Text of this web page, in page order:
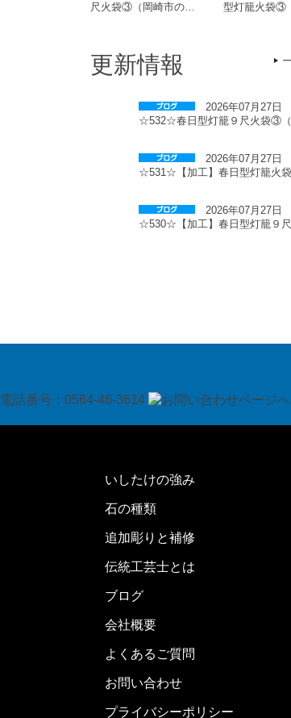
尺火袋③（岡崎市の…
型灯籠火袋③
更新情報
2026年07月27日
☆532☆春日型灯籠９尺火袋③
2026年07月27日
☆531☆【加工】春日型灯籠火
2026年07月27日
☆530☆【加工】春日型灯籠９
いしたけの強み
石の種類
追加彫りと補修
伝統工芸士とは
ブログ
会社概要
よくあるご質問
お問い合わせ
プライバシーポリシー